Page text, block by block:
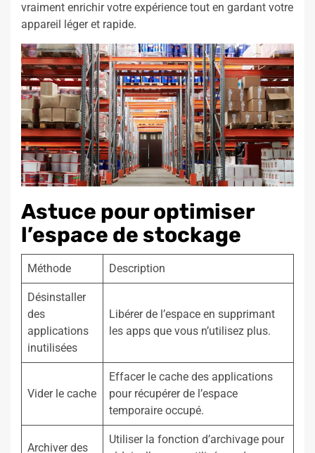
vraiment enrichir votre expérience tout en gardant votre
appareil léger et rapide.
Astuce pour optimiser
l’espace de stockage
Méthode Description
Désinstaller
des
applications
inutilisées
Libérer de l’espace en supprimant
les apps que vous n’utilisez plus.
Vider le cache
Effacer le cache des applications
pour récupérer de l’espace
temporaire occupé.
Archiver des
Utiliser la fonction d’archivage pour